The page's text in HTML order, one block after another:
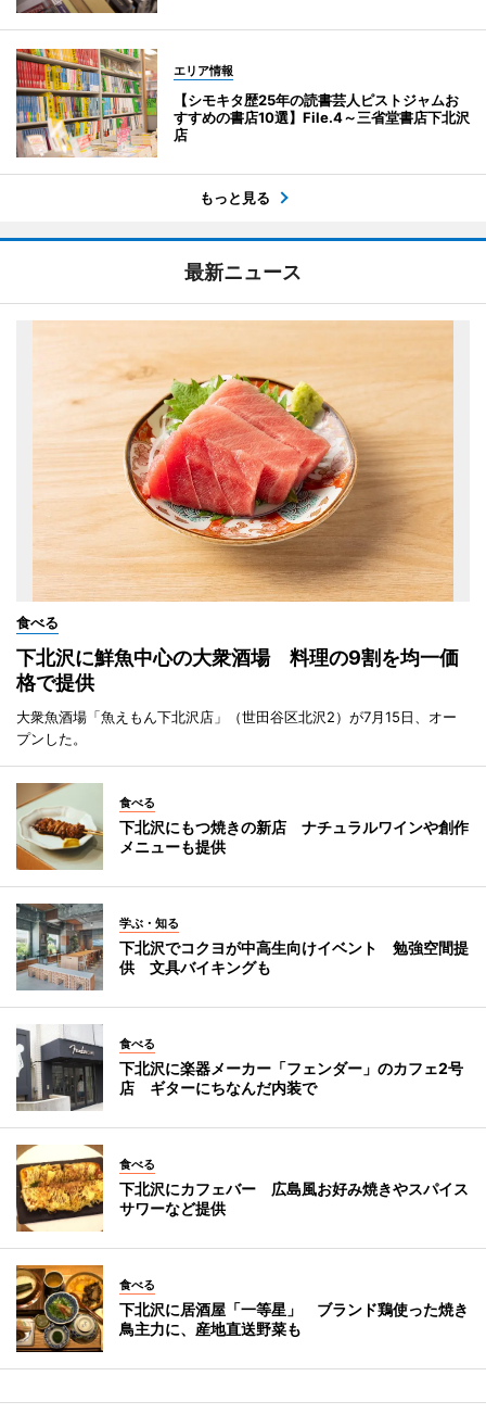
エリア情報
【シモキタ歴25年の読書芸人ピストジャムお
すすめの書店10選】File.4～三省堂書店下北沢
店
もっと見る
最新ニュース
食べる
下北沢に鮮魚中心の大衆酒場 料理の9割を均一価
格で提供
大衆魚酒場「魚えもん下北沢店」（世田谷区北沢2）が7月15日、オー
プンした。
食べる
下北沢にもつ焼きの新店 ナチュラルワインや創作
メニューも提供
学ぶ・知る
下北沢でコクヨが中高生向けイベント 勉強空間提
供 文具バイキングも
食べる
下北沢に楽器メーカー「フェンダー」のカフェ2号
店 ギターにちなんだ内装で
食べる
下北沢にカフェバー 広島風お好み焼きやスパイス
サワーなど提供
食べる
下北沢に居酒屋「一等星」 ブランド鶏使った焼き
鳥主力に、産地直送野菜も